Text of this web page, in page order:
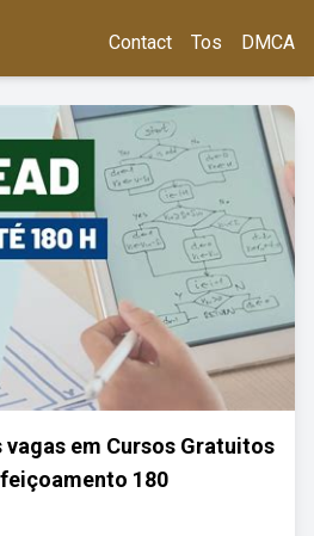
Contact Tos DMCA
vagas em Cursos Gratuitos
180